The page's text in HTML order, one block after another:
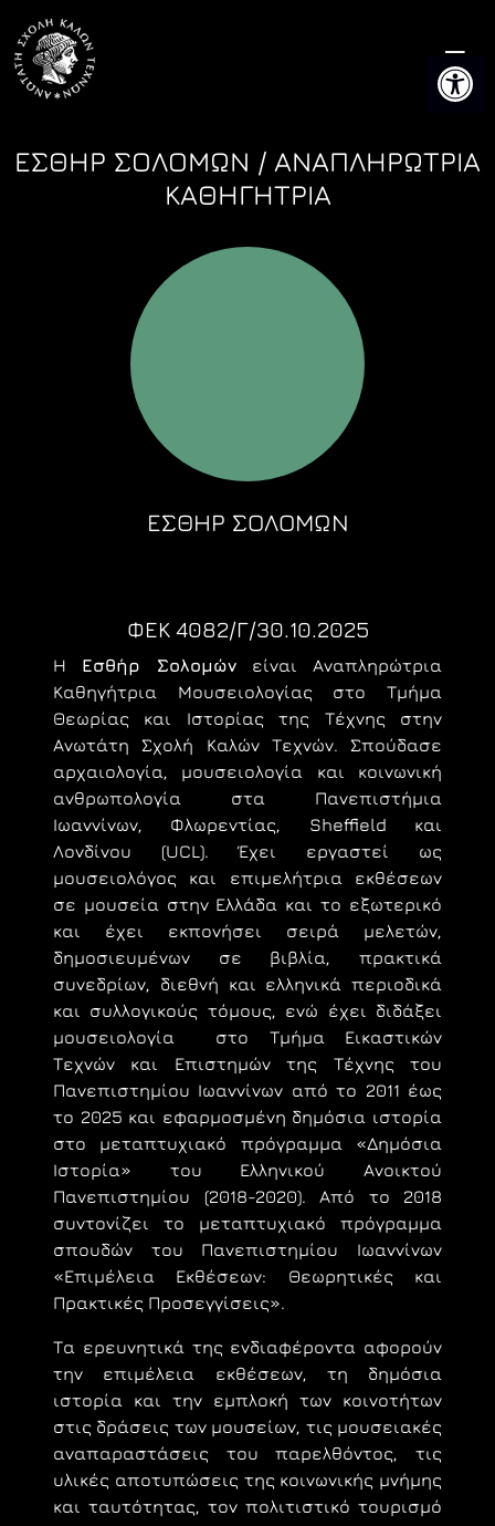
content
ΕΣΘΗΡ ΣΟΛΟΜΩΝ / ΑΝΑΠΛΗΡΩΤΡΙΑ
ΚΑΘΗΓΗΤΡΙΑ
ΕΣΘΗΡ ΣΟΛΟΜΩΝ
ΦΕΚ 4082/Γ/30.10.2025
Η Εσθήρ Σολομών είναι Αναπληρώτρια
Καθηγήτρια Μουσειολογίας στο Τμήμα
Θεωρίας και Ιστορίας της Τέχνης στην
Ανωτάτη Σχολή Καλών Τεχνών. Σπούδασε
αρχαιολογία, μουσειολογία και κοινωνική
ανθρωπολογία στα Πανεπιστήμια
Ιωαννίνων, Φλωρεντίας, Sheffield και
Λονδίνου (UCL). Έχει εργαστεί ως
μουσειολόγος και επιμελήτρια εκθέσεων
σε μουσεία στην Ελλάδα και το εξωτερικό
και έχει εκπονήσει σειρά μελετών,
δημοσιευμένων σε βιβλία, πρακτικά
συνεδρίων, διεθνή και ελληνικά περιοδικά
και συλλογικούς τόμους, ενώ έχει διδάξει
μουσειολογία στο Τμήμα Εικαστικών
Τεχνών και Επιστημών της Τέχνης του
Πανεπιστημίου Ιωαννίνων από το 2011 έως
το 2025 και εφαρμοσμένη δημόσια ιστορία
στο μεταπτυχιακό πρόγραμμα «Δημόσια
Ιστορία» του Ελληνικού Ανοικτού
Πανεπιστημίου (2018-2020). Από το 2018
συντονίζει το μεταπτυχιακό πρόγραμμα
σπουδών του Πανεπιστημίου Ιωαννίνων
«Επιμέλεια Εκθέσεων: Θεωρητικές και
Πρακτικές Προσεγγίσεις».
Τα ερευνητικά της ενδιαφέροντα αφορούν
την επιμέλεια εκθέσεων, τη δημόσια
ιστορία και την εμπλοκή των κοινοτήτων
στις δράσεις των μουσείων, τις μουσειακές
αναπαραστάσεις του παρελθόντος, τις
υλικές αποτυπώσεις της κοινωνικής μνήμης
και ταυτότητας, τον πολιτιστικό τουρισμό